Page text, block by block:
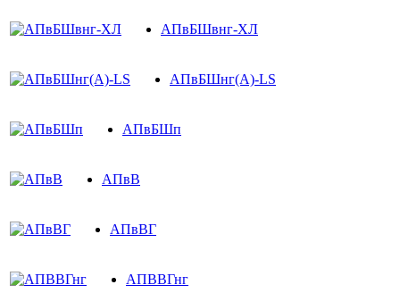
АПвБШвнг-ХЛ
АПвБШнг(А)-LS
АПвБШп
АПвВ
АПвВГ
АПВВГнг